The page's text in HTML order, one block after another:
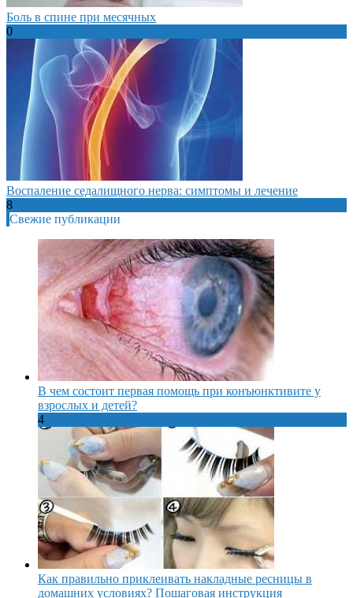
Боль в спине при месячных
0
Воспаление седалищного нерва: симптомы и лечение
8
Свежие публикации
В чем состоит первая помощь при конъюнктивите у
взрослых и детей?
4
Как правильно приклеивать накладные ресницы в
домашних условиях? Пошаговая инструкция